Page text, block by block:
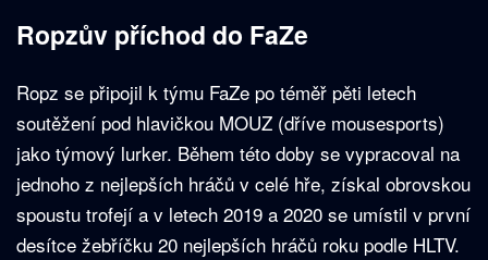
Ropzův příchod do FaZe
Ropz se připojil k týmu FaZe po téměř pěti letech
soutěžení pod hlavičkou MOUZ (dříve mousesports)
jako týmový lurker. Během této doby se vypracoval na
jednoho z nejlepších hráčů v celé hře, získal obrovskou
spoustu trofejí a v letech 2019 a 2020 se umístil v první
desítce žebříčku 20 nejlepších hráčů roku podle HLTV.